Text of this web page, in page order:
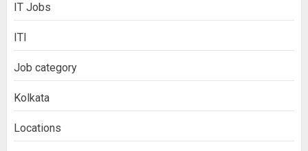
IT Jobs
ITI
Job category
Kolkata
Locations